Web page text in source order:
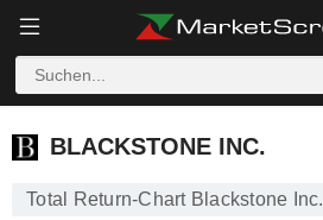
BLACKSTONE INC.
BLACKSTONE INC.
Total Return-Chart Blackstone Inc.